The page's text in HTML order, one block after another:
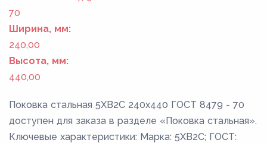
70
Ширина, мм:
240,00
Высота, мм:
440,00
Поковка стальная 5ХВ2С 240x440 ГОСТ 8479 - 70
доступен для заказа в разделе «Поковка стальная».
Ключевые характеристики: Марка: 5ХВ2С; ГОСТ: